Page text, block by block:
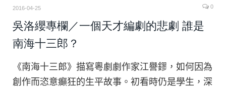
2016-04-25 0
吳洛纓專欄／一個天才編劇的悲劇 誰是
南海十三郎？
《南海十三郎》描寫粵劇劇作家江譽鏐，如何因為
創作而恣意癲狂的生平故事。初看時仍是學生，深